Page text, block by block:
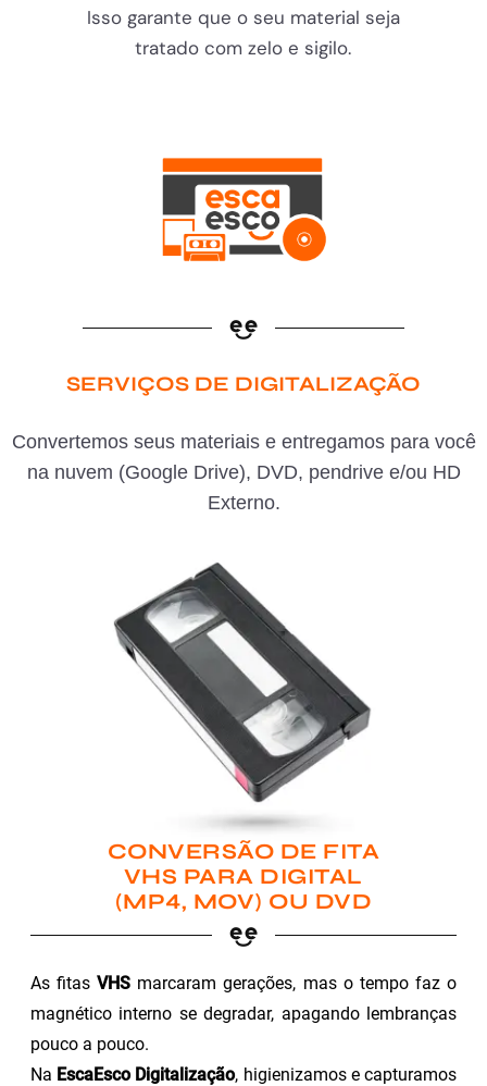
Isso garante que o seu material seja
tratado com zelo e sigilo.
SERVIÇOS DE DIGITALIZAÇÃO
Convertemos seus materiais e entregamos para você
na nuvem (Google Drive), DVD, pendrive e/ou HD
Externo.
CONVERSÃO DE FITA
VHS PARA DIGITAL
(MP4, MOV) OU DVD
As fitasVHS marcaram gerações, mas o tempo faz o
magnético interno se degradar, apagando lembranças
pouco a pouco.
Na EscaEsco Digitalização, higienizamos e capturamos